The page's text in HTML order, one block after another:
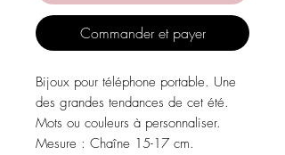
Commander et payer
Bijoux pour téléphone portable. Une
des grandes tendances de cet été.
Mots ou couleurs à personnaliser.
Mesure : Chaîne 15-17 cm.